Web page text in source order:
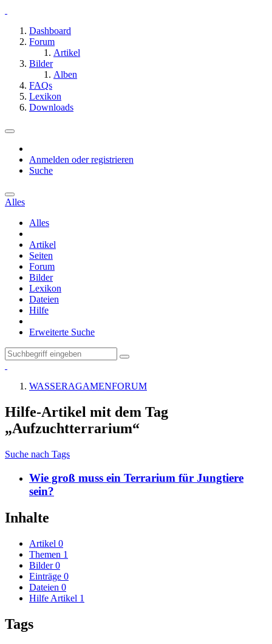
Dashboard
Forum
Artikel
Bilder
Alben
FAQs
Lexikon
Downloads
Anmelden oder registrieren
Suche
Alles
Alles
Artikel
Seiten
Forum
Bilder
Lexikon
Dateien
Hilfe
Erweiterte Suche
WASSERAGAMENFORUM
Hilfe-Artikel mit dem Tag
„Aufzuchtterrarium“
Suche nach Tags
Wie groß muss ein Terrarium für Jungtiere
sein?
Inhalte
Artikel 0
Themen 1
Bilder 0
Einträge 0
Dateien 0
Hilfe Artikel 1
Tags